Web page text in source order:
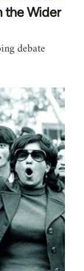
the Wider
debate